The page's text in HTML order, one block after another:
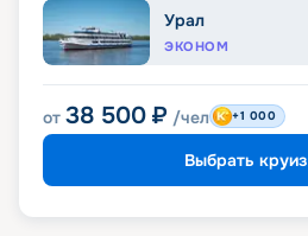
Урал
ЭКОНОМ
от 38 500 ₽ /чел +1 000
Выбрать круиз